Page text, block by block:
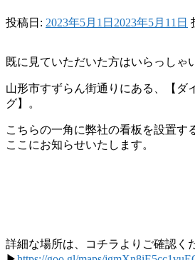
投稿日: 2023年5月1日 2023年5月11日
既に見ていただいた方はいらっしゃ
山形市すずらん街通りにある、【ダ
グ】。
こちらの一角に弊社の看板を設置す
ここにお知らせいたします。
詳細な場所は、コチラよりご確認く